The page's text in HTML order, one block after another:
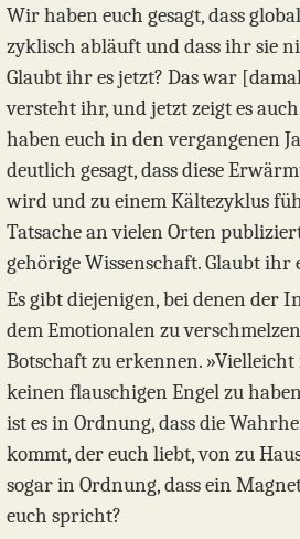
Wir haben euch gesagt, dass
zyklisch abläuft und dass ihr sie
Glaubt ihr es jetzt? Das war
versteht ihr, und jetzt zeigt es
haben euch in den vergangenen
deutlich gesagt, dass diese
wird und zu einem Kältezyklus
Tatsache an vielen Orten
gehörige Wissenschaft. Glaubt ihr
Es gibt diejenigen, bei denen der
dem Emotionalen zu
Botschaft zu erkennen.
keinen flauschigen Engel zu
ist es in Ordnung, dass die
kommt, der euch liebt, von zu
sogar in Ordnung, dass ein
euch spricht?